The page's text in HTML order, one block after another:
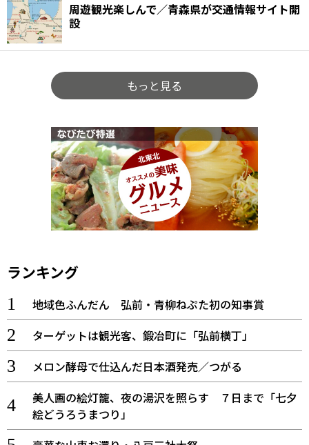
周遊観光楽しんで／青森県が交通情報サイト開
設
もっと見る
ランキング
地域色ふんだん 弘前・青柳ねぷた初の知事賞
ターゲットは観光客、鍛冶町に「弘前横丁」
メロン酵母で仕込んだ日本酒発売／つがる
美人画の絵灯籠、夜の湯沢を照らす ７日まで「七夕
絵どうろうまつり」